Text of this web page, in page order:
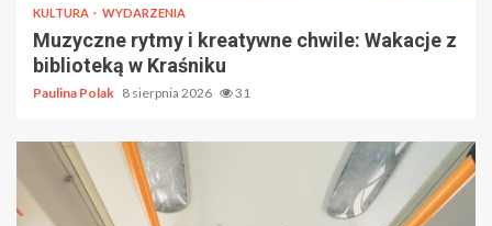
KULTURA WYDARZENIA
Muzyczne rytmy i kreatywne chwile: Wakacje z
biblioteką w Kraśniku
Paulina Polak 8 sierpnia 2026 31